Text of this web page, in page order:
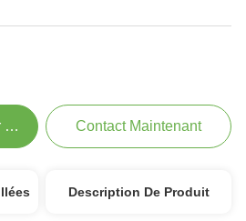
Contact Maintenant
Description De Produit